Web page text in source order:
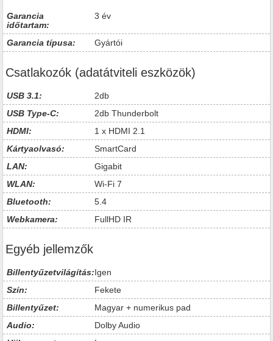
Garancia
időtartam:
3 év
Garancia típusa: Gyártói
Csatlakozók (adatátviteli eszközök)
USB 3.1:
2db
USB Type-C:
2db Thunderbolt
HDMI:
1 x HDMI 2.1
Kártyaolvasó:
SmartCard
LAN:
Gigabit
WLAN:
Wi-Fi 7
Bluetooth:
5.4
Webkamera:
FullHD IR
Egyéb jellemzők
Billentyűzetvilágítás:Igen
Szín:
Fekete
Billentyűzet:
Magyar + numerikus pad
Audio:
Dolby Audio